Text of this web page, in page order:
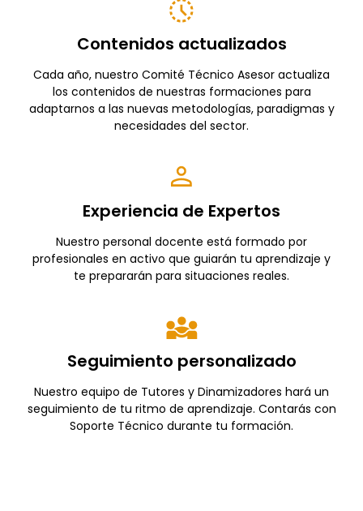
Contenidos actualizados
Cada año, nuestro Comité Técnico Asesor actualiza
los contenidos de nuestras formaciones para
adaptarnos a las nuevas metodologías, paradigmas y
necesidades del sector.
Experiencia de Expertos
Nuestro personal docente está formado por
profesionales en activo que guiarán tu aprendizaje y
te prepararán para situaciones reales.
Seguimiento personalizado
Nuestro equipo de Tutores y Dinamizadores hará un
seguimiento de tu ritmo de aprendizaje. Contarás con
Soporte Técnico durante tu formación.